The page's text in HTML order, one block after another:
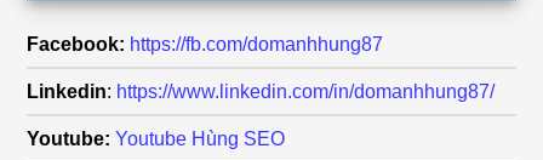
Facebook: https://fb.com/domanhhung87
Linkedin: https://www.linkedin.com/in/domanhhung87/
Youtube: Youtube Hùng SEO